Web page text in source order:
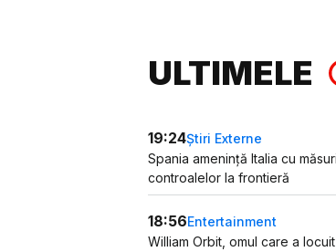
ULTIMELE
19:24Știri Externe
Spania amenință Italia cu
controalelor la frontieră
18:56Entertainment
William Orbit, omul care a